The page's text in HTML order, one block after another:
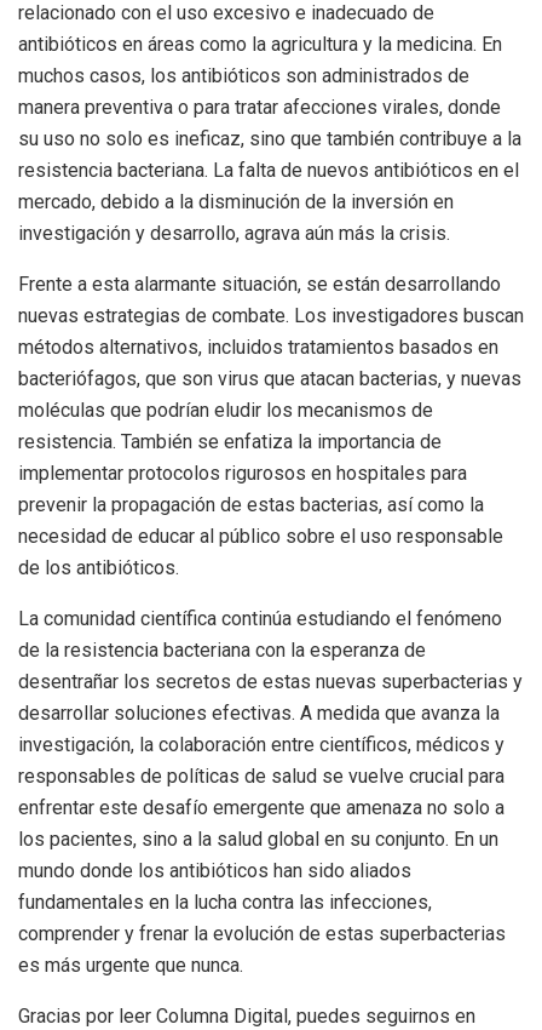
relacionado con el uso excesivo e inadecuado de
antibióticos en áreas como la agricultura y la medicina. En
muchos casos, los antibióticos son administrados de
manera preventiva o para tratar afecciones virales, donde
su uso no solo es ineficaz, sino que también contribuye a la
resistencia bacteriana. La falta de nuevos antibióticos en el
mercado, debido a la disminución de la inversión en
investigación y desarrollo, agrava aún más la crisis.
Frente a esta alarmante situación, se están desarrollando
nuevas estrategias de combate. Los investigadores buscan
métodos alternativos, incluidos tratamientos basados en
bacteriófagos, que son virus que atacan bacterias, y nuevas
moléculas que podrían eludir los mecanismos de
resistencia. También se enfatiza la importancia de
implementar protocolos rigurosos en hospitales para
prevenir la propagación de estas bacterias, así como la
necesidad de educar al público sobre el uso responsable
de los antibióticos.
La comunidad científica continúa estudiando el fenómeno
de la resistencia bacteriana con la esperanza de
desentrañar los secretos de estas nuevas superbacterias y
desarrollar soluciones efectivas. A medida que avanza la
investigación, la colaboración entre científicos, médicos y
responsables de políticas de salud se vuelve crucial para
enfrentar este desafío emergente que amenaza no solo a
los pacientes, sino a la salud global en su conjunto. En un
mundo donde los antibióticos han sido aliados
fundamentales en la lucha contra las infecciones,
comprender y frenar la evolución de estas superbacterias
es más urgente que nunca.
Gracias por leer Columna Digital, puedes seguirnos en